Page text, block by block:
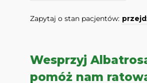
Zapytaj o stan pacjentów:
Wesprzyj
pomóż nam